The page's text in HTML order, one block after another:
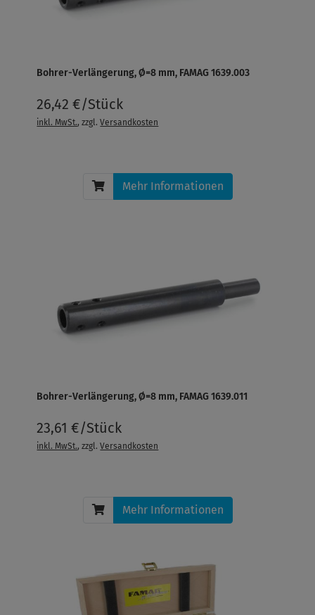
Bohrer-Verlängerung, Ø=8 mm, FAMAG 1639.003
26,42 €/Stück
inkl. MwSt., zzgl.Versandkosten
Mehr Informationen
Bohrer-Verlängerung, Ø=8 mm, FAMAG 1639.011
23,61 €/Stück
inkl. MwSt., zzgl.Versandkosten
Mehr Informationen